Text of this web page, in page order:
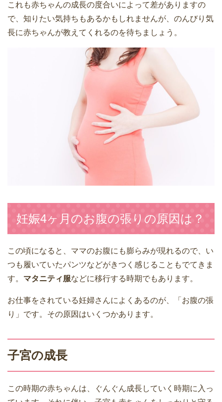
これも赤ちゃんの成長の度合いによって差がありますの
で、知りたい気持ちもあるかもしれませんが、のんびり気
長に赤ちゃんが教えてくれるのを待ちましょう。
妊娠4ヶ月のお腹の張りの原因は？
この頃になると、ママのお腹にも膨らみが現れるので、い
つも履いていたパンツなどがきつく感じることもでてきま
す。 マタニティ服などに移行する時期でもあります。
お仕事をされている妊婦さんによくあるのが、「お腹の張
り」です。その原因はいくつかあります。
子宮の成長
この時期の赤ちゃんは、ぐんぐん成長していく時期に入っ